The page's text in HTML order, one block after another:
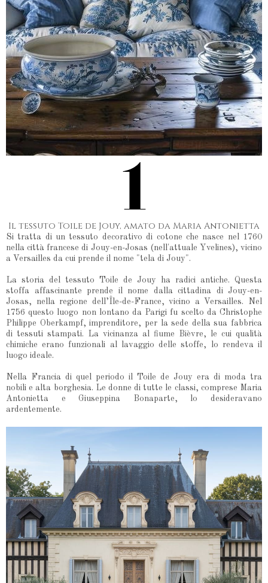
Il tessuto Toile de Jouy, amato da Maria Antonietta
Si tratta di un tessuto decorativo di cotone che nasce nel 1760
nella città francese di Jouy-en-Josas (nell'attuale Yvelines), vicino
a Versailles da cui prende il nome "tela di Jouy".
La storia del tessuto Toile de Jouy ha radici antiche. Questa
stoffa affascinante prende il nome dalla cittadina di Jouy-en-
Josas, nella regione dell’Île-de-France, vicino a Versailles. Nel
1756 questo luogo non lontano da Parigi fu scelto da Christophe
Philippe Oberkampf, imprenditore, per la sede della sua fabbrica
di tessuti stampati. La vicinanza al fiume Bièvre, le cui qualità
chimiche erano funzionali al lavaggio delle stoffe, lo rendeva il
luogo ideale.
Nella Francia di quel periodo il Toile de Jouy era di moda tra
nobili e alta borghesia. Le donne di tutte le classi, comprese Maria
Antonietta e Giuseppina Bonaparte, lo desideravano
ardentemente.